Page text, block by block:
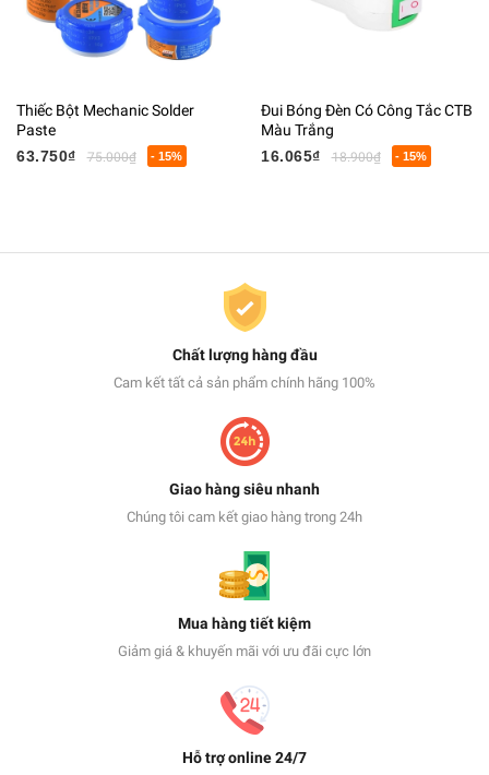
Thiếc Bột Mechanic Solder
Paste
63.750₫
75.000₫ - 15%
Đui Bóng Đèn Có Công Tắc CTB
Màu Trắng
16.065₫
18.900₫ - 15%
Chất lượng hàng đầu
Cam kết tất cả sản phẩm chính hãng 100%
Giao hàng siêu nhanh
Chúng tôi cam kết giao hàng trong 24h
Mua hàng tiết kiệm
Giảm giá & khuyến mãi với ưu đãi cực lớn
Hỗ trợ online 24/7